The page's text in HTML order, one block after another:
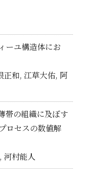
ーユ構造体にお
正和, 江草大佑, 阿
帯の組織に及ぼす
ロセスの数値解
河村能人